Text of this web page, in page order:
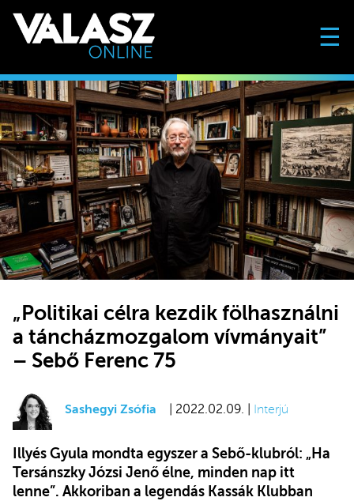
☰
„Politikai célra kezdik fölhasználni
a táncházmozgalom vívmányait”
– Sebő Ferenc 75
Sashegyi Zsófia | 2022.02.09. | Interjú
Illyés Gyula mondta egyszer a Sebő-klubról: „Ha
Tersánszky Józsi Jenő élne, minden nap itt
lenne”. Akkoriban a legendás Kassák Klubban